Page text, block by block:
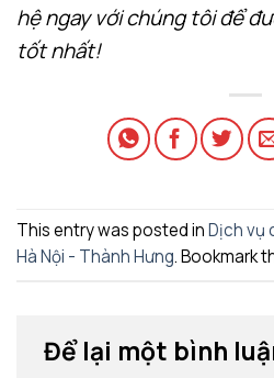
hệ ngay với chúng tôi để
tốt nhất!
This entry was posted inDịch vụ
Hà Nội - Thành Hưng. Bookmark
Để lại một bình